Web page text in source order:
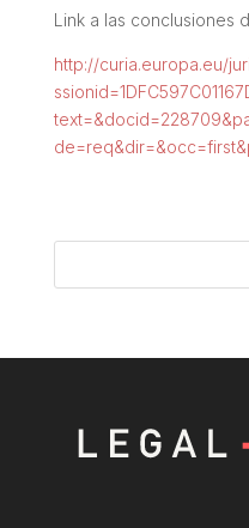
Link a las conclusiones
http://curia.europa.eu/